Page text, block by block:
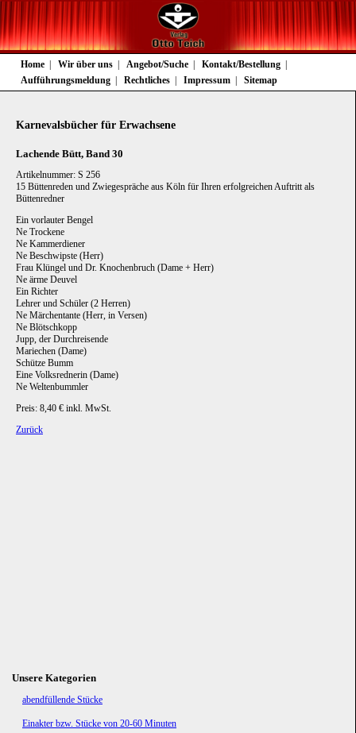
Navigation
überspringen
Home Wir über uns Angebot/Suche
Kontakt/Bestellung
Aufführungsmeldung
Rechtliches Impressum Sitemap
Karnevalsbücher für Erwachsene
Lachende Bütt, Band 30
Artikelnummer: S 256
15 Büttenreden und Zwiegespräche aus Köln für Ihren erfolgreichen Auftritt als
Büttenredner
Ein vorlauter Bengel
Ne Trockene
Ne Kammerdiener
Ne Beschwipste (Herr)
Frau Klüngel und Dr. Knochenbruch (Dame + Herr)
Ne ärme Deuvel
Ein Richter
Lehrer und Schüler (2 Herren)
Ne Märchentante (Herr, in Versen)
Ne Blötschkopp
Jupp, der Durchreisende
Mariechen (Dame)
Schütze Bumm
Eine Volksrednerin (Dame)
Ne Weltenbummler
Preis: 8,40 € inkl. MwSt.
Zurück
Unsere Kategorien
Navigation
abendfüllende Stücke
Einakter bzw. Stücke von 20-60 Minuten